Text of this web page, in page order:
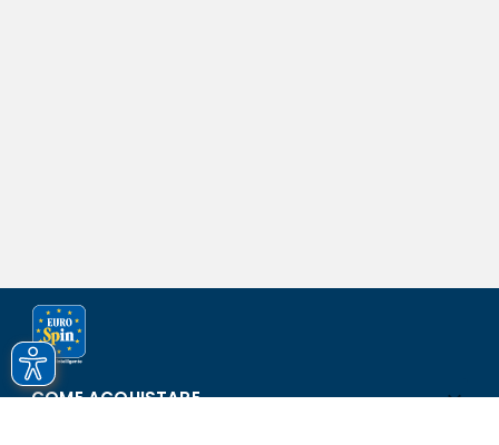
COME ACQUISTARE